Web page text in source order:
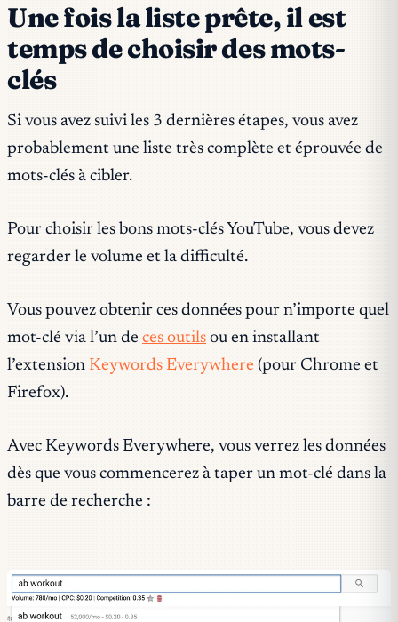
Une fois la liste prête, il est
temps de choisir des mots-
clés
Si vous avez suivi les 3 dernières étapes, vous avez
probablement une liste très complète et éprouvée de
mots-clés à cibler.
Pour choisir les bons mots-clés YouTube, vous devez
regarder le volume et la difficulté.
Vous pouvez obtenir ces données pour n’importe quel
mot-clé via l’un de ces outils ou en installant
l’extension Keywords Everywhere (pour Chrome et
Firefox).
Avec Keywords Everywhere, vous verrez les données
dès que vous commencerez à taper un mot-clé dans la
barre de recherche :